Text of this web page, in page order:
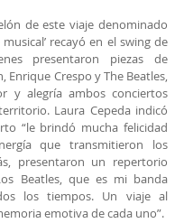
de este viaje denominado
recayó en el swing de
presentaron piezas de
Enrique Crespo y The Beatles,
y alegría ambos conciertos
Laura Cepeda indicó
“le brindó mucha felicidad
que transmitieron los
presentaron un repertorio
Beatles, que es mi banda
los tiempos. Un viaje al
emotiva de cada uno”.